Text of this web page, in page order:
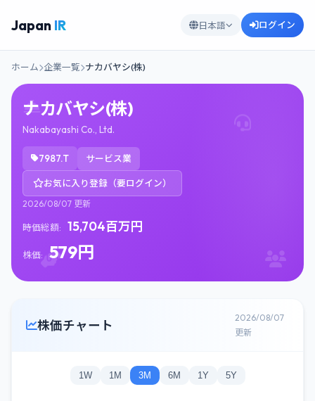
Japan IR 日本語 ログイン
ホーム 企業一覧 ナカバヤシ(株)
ナカバヤシ(株)
Nakabayashi Co., Ltd.
7987.T サービス業
お気に入り登録（要ログイン）
2026/08/07 更新
時価総額: 15,704百万円
株価: 579円
株価チャート
2026/08/07
更新
1W 1M 3M 6M 1Y 5Y